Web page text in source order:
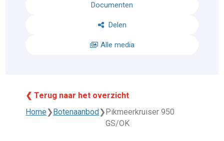
Documenten
Delen
Alle media
❮ Terug naar het overzicht
Home❯ Botenaanbod ❯ Pikmeerkruiser 950
GS/OK